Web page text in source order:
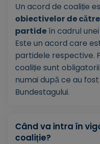
Un acord de coaliție
obiectivelor de
partideîn cadrul
Este un acord care
partidele respective.
coaliție sunt
numai după ce au
Bundestagului.
Când va intra în
coaliție?